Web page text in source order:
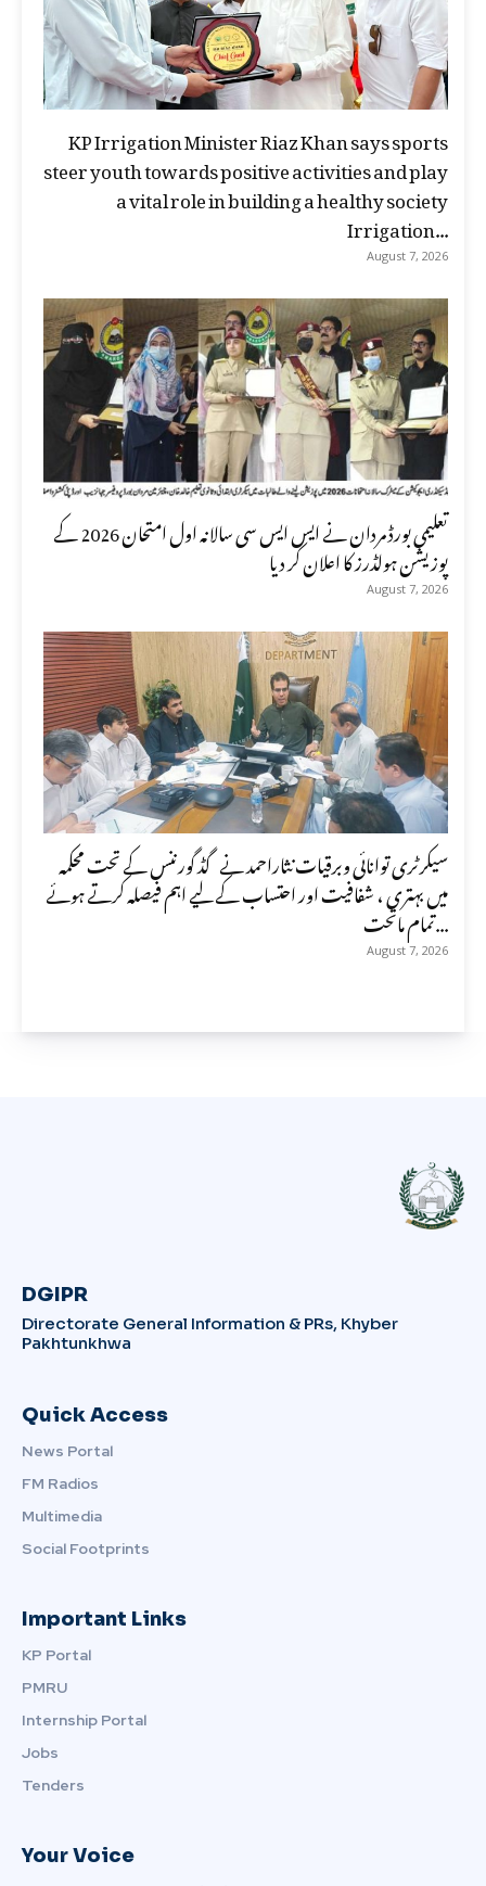
KP Irrigation Minister Riaz Khan says sports
steer youth towards positive activities and play
a vital role in building a healthy society
Irrigation...
August 7, 2026
تعلیمی بورڈ مردان نے ایس ایس سی سالانہ اول امتحان 2026 کے
پوزیشن ہولڈرز کا اعلان کر دیا
August 7, 2026
سیکرٹری توانائی وبرقیات نثاراحمد نے گڈ گورننس کے تحت محکمہ
میں بہتری ، شفافیت اور احتساب کے لیے اہم فیصلہ کرتے ہوئے
تمام ماتحت...
August 7, 2026
DGIPR
Directorate General Information & PRs, Khyber
Pakhtunkhwa
Quick Access
News Portal
FM Radios
Multimedia
Social Footprints
Important Links
KP Portal
PMRU
Internship Portal
Jobs
Tenders
Your Voice